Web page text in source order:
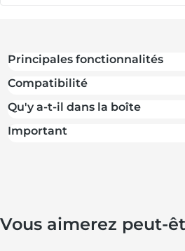
Total
Principales fonctionnalités
Compatibilité
Qu'y a-t-il dans la boîte
Important
Vous aimerez peut-